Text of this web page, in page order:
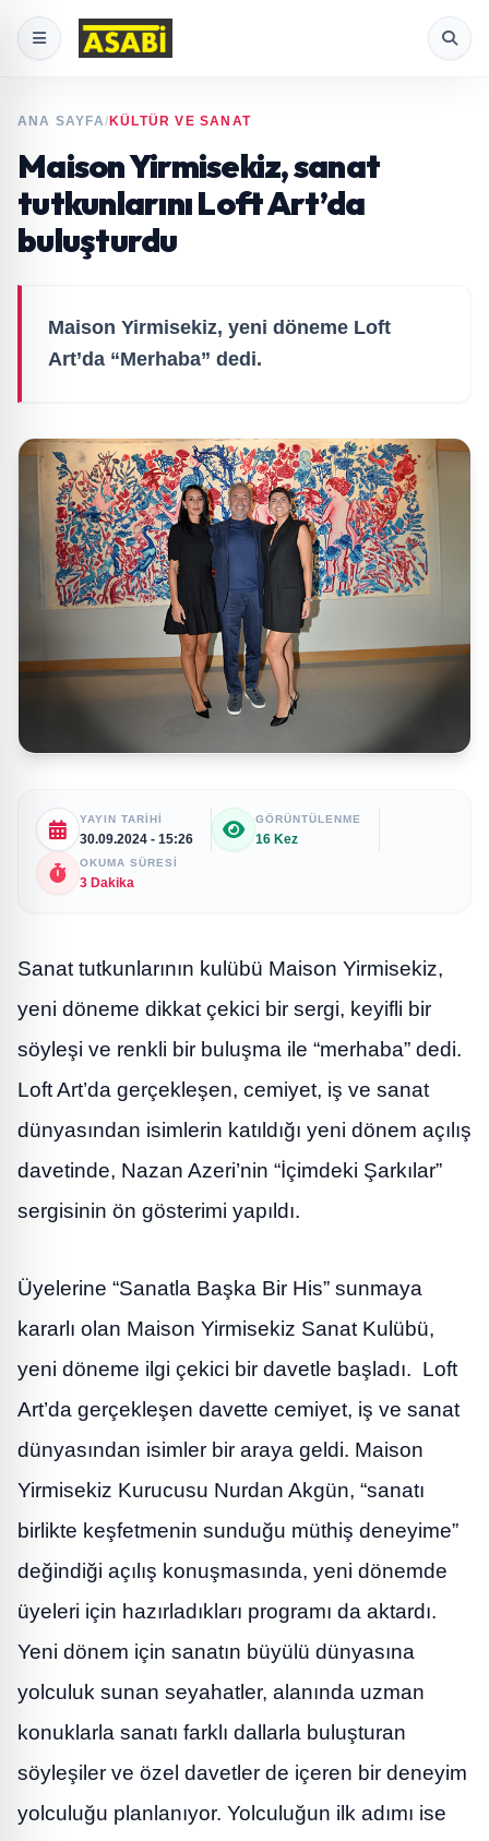
ANA SAYFA/ KÜLTÜR VE SANAT
Maison Yirmisekiz, sanat
tutkunlarını Loft Art’da
buluşturdu
Maison Yirmisekiz, yeni döneme Loft
Art’da “Merhaba” dedi.
YAYIN TARIHI
30.09.2024 - 15:26
GÖRÜNTÜLENME
16 Kez
OKUMA SÜRESI
3 Dakika
Sanat tutkunlarının kulübü Maison Yirmisekiz,
yeni döneme dikkat çekici bir sergi, keyifli bir
söyleşi ve renkli bir buluşma ile “merhaba” dedi.
Loft Art’da gerçekleşen, cemiyet, iş ve sanat
dünyasından isimlerin katıldığı yeni dönem açılış
davetinde, Nazan Azeri’nin “İçimdeki Şarkılar”
sergisinin ön gösterimi yapıldı.
Üyelerine “Sanatla Başka Bir His” sunmaya
kararlı olan Maison Yirmisekiz Sanat Kulübü,
yeni döneme ilgi çekici bir davetle başladı. Loft
Art’da gerçekleşen davette cemiyet, iş ve sanat
dünyasından isimler bir araya geldi. Maison
Yirmisekiz Kurucusu Nurdan Akgün, “sanatı
birlikte keşfetmenin sunduğu müthiş deneyime”
değindiği açılış konuşmasında, yeni dönemde
üyeleri için hazırladıkları programı da aktardı.
Yeni dönem için sanatın büyülü dünyasına
yolculuk sunan seyahatler, alanında uzman
konuklarla sanatı farklı dallarla buluşturan
söyleşiler ve özel davetler de içeren bir deneyim
yolculuğu planlanıyor. Yolculuğun ilk adımı ise